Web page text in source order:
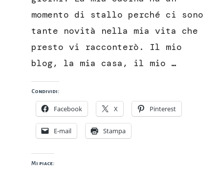
momento di stallo perché ci sono
tante novità nella mia vita che
presto vi racconterò. Il mio
blog, la mia casa, il mio …
Condividi:
Facebook X Pinterest
E-mail Stampa
Mi piace: